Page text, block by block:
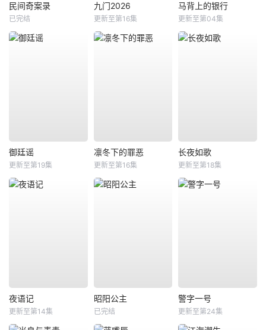
民间奇案录
已完结
九门2026
更新至第16集
马背上的银行
更新至第04集
御廷谣
更新至第19集
凛冬下的罪恶
更新至第16集
长夜如歌
更新至第18集
夜语记
更新至第14集
昭阳公主
已完结
警字一号
更新至第24集